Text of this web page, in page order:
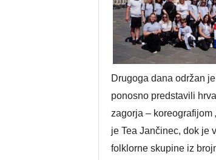
Drugoga dana održan
ponosno predstavili
zagorja – koreografijom
je Tea Jančinec, dok je
folklorne skupine iz